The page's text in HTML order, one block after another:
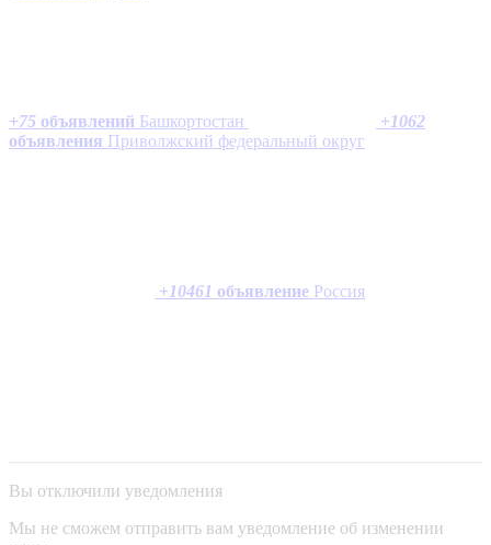
+75 объявлений Башкортостан +1062
объявления Приволжский федеральный округ
+10461 объявление Россия
Вы отключили уведомления
Мы не сможем отправить вам уведомление об изменении